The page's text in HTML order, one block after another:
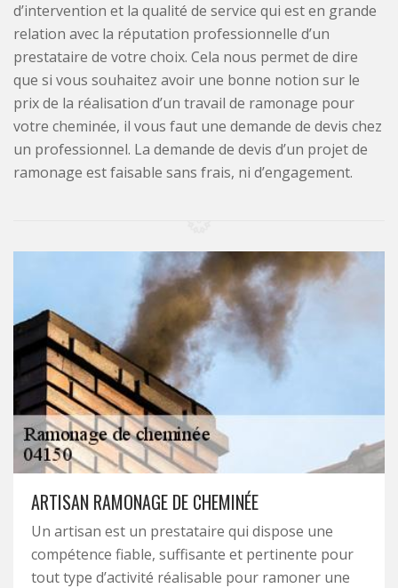
d’intervention et la qualité de service qui est en grande
relation avec la réputation professionnelle d’un
prestataire de votre choix. Cela nous permet de dire
que si vous souhaitez avoir une bonne notion sur le
prix de la réalisation d’un travail de ramonage pour
votre cheminée, il vous faut une demande de devis chez
un professionnel. La demande de devis d’un projet de
ramonage est faisable sans frais, ni d’engagement.
ARTISAN RAMONAGE DE CHEMINÉE
Un artisan est un prestataire qui dispose une
compétence fiable, suffisante et pertinente pour
tout type d’activité réalisable pour ramoner une